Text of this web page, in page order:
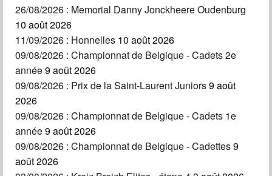
26/08/2026 : Memorial Danny Jonckheere Oudenburg
10 août 2026
11/09/2026 : Honnelles 10 août 2026
09/08/2026 : Championnat de Belgique - Cadets 2e
année9 août 2026
09/08/2026 : Prix de la Saint-Laurent Juniors9 août
2026
09/08/2026 : Championnat de Belgique - Cadets 1e
année9 août 2026
09/08/2026 : Championnat de Belgique - Cadettes9
août 2026